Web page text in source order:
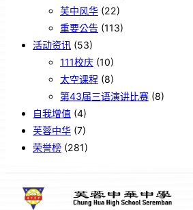
芙中风华 (22)
重要公告 (113)
活动资讯 (53)
111校庆 (10)
太空课程 (8)
第43届三语演讲比赛 (8)
自我增值 (4)
芙蓉中华 (7)
荣誉榜 (281)